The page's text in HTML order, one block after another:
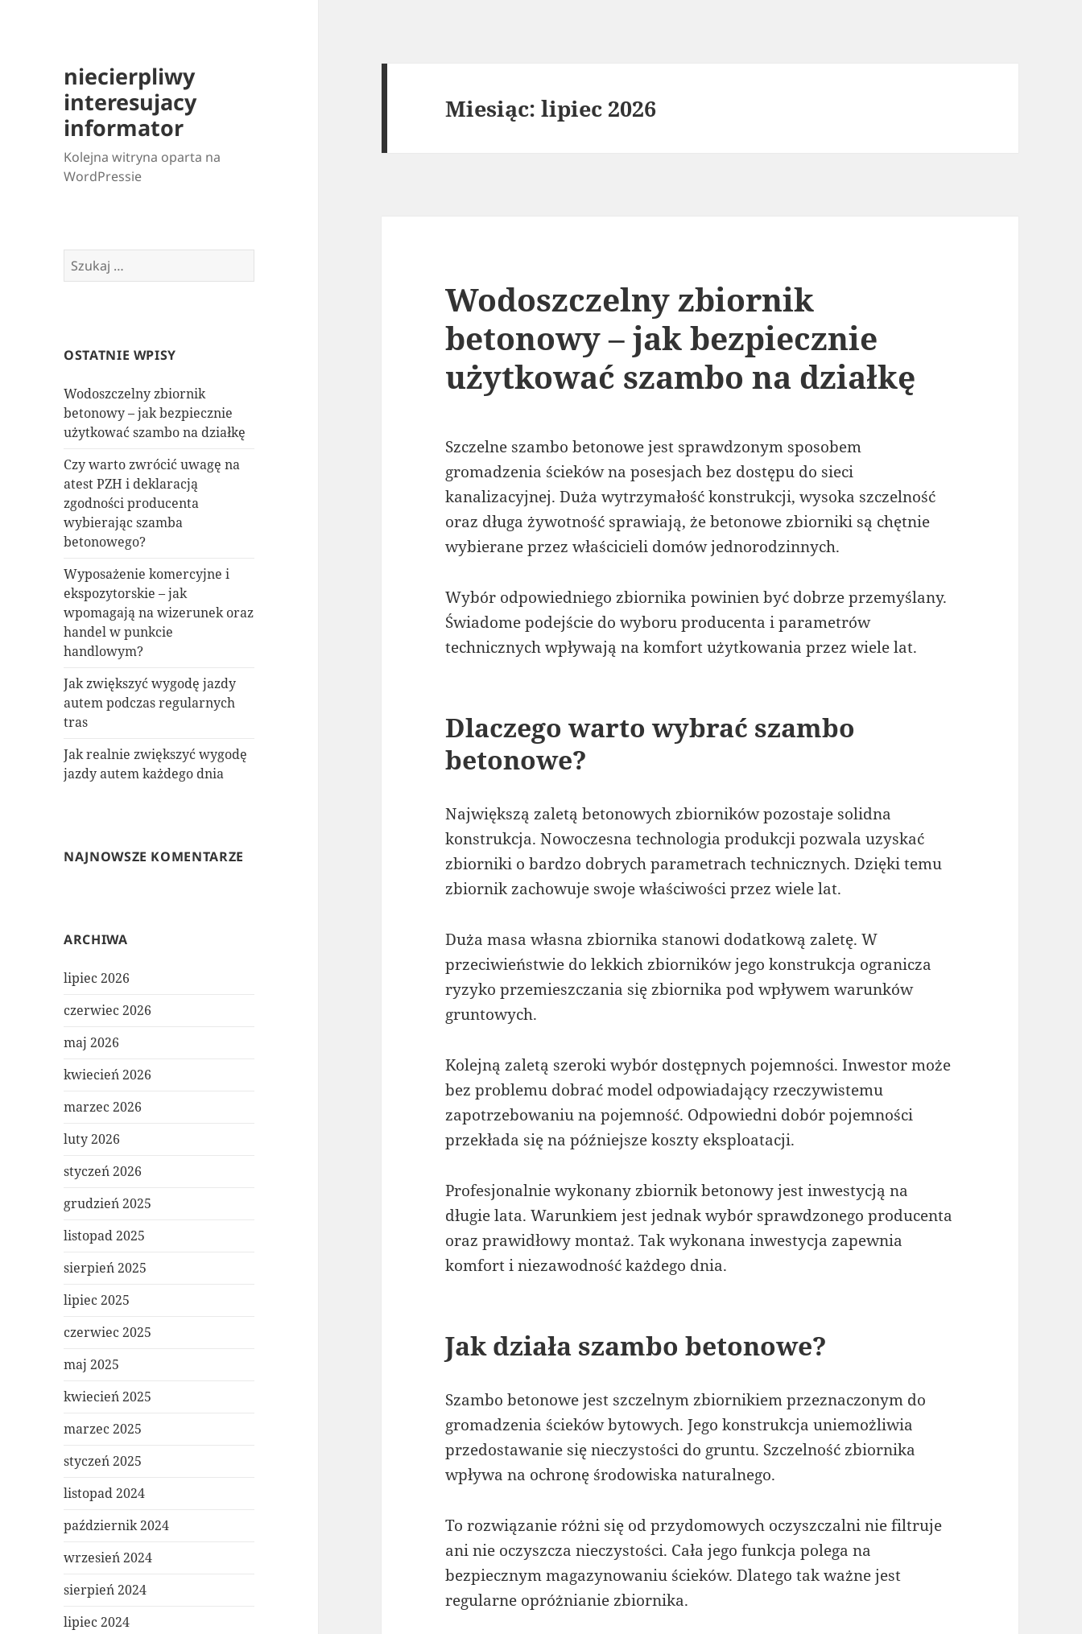
niecierpliwy
interesujacy
informator
Kolejna witryna oparta na
WordPressie
Szukaj:
OSTATNIE WPISY
Wodoszczelny zbiornik
betonowy – jak bezpiecznie
użytkować szambo na działkę
Czy warto zwrócić uwagę na
atest PZH i deklaracją
zgodności producenta
wybierając szamba
betonowego?
Wyposażenie komercyjne i
ekspozytorskie – jak
wpomagają na wizerunek oraz
handel w punkcie
handlowym?
Jak zwiększyć wygodę jazdy
autem podczas regularnych
tras
Jak realnie zwiększyć wygodę
jazdy autem każdego dnia
NAJNOWSZE KOMENTARZE
ARCHIWA
lipiec 2026
czerwiec 2026
maj 2026
kwiecień 2026
marzec 2026
luty 2026
styczeń 2026
grudzień 2025
listopad 2025
sierpień 2025
lipiec 2025
czerwiec 2025
maj 2025
kwiecień 2025
marzec 2025
styczeń 2025
listopad 2024
październik 2024
wrzesień 2024
sierpień 2024
lipiec 2024
Miesiąc:lipiec 2026
Wodoszczelny zbiornik
betonowy – jak bezpiecznie
użytkować szambo na działkę
Szczelne szambo betonowe jest sprawdzonym sposobem
gromadzenia ścieków na posesjach bez dostępu do sieci
kanalizacyjnej. Duża wytrzymałość konstrukcji, wysoka szczelność
oraz długa żywotność sprawiają, że betonowe zbiorniki są chętnie
wybierane przez właścicieli domów jednorodzinnych.
Wybór odpowiedniego zbiornika powinien być dobrze przemyślany.
Świadome podejście do wyboru producenta i parametrów
technicznych wpływają na komfort użytkowania przez wiele lat.
Dlaczego warto wybrać szambo
betonowe?
Największą zaletą betonowych zbiorników pozostaje solidna
konstrukcja. Nowoczesna technologia produkcji pozwala uzyskać
zbiorniki o bardzo dobrych parametrach technicznych. Dzięki temu
zbiornik zachowuje swoje właściwości przez wiele lat.
Duża masa własna zbiornika stanowi dodatkową zaletę. W
przeciwieństwie do lekkich zbiorników jego konstrukcja ogranicza
ryzyko przemieszczania się zbiornika pod wpływem warunków
gruntowych.
Kolejną zaletą szeroki wybór dostępnych pojemności. Inwestor może
bez problemu dobrać model odpowiadający rzeczywistemu
zapotrzebowaniu na pojemność. Odpowiedni dobór pojemności
przekłada się na późniejsze koszty eksploatacji.
Profesjonalnie wykonany zbiornik betonowy jest inwestycją na
długie lata. Warunkiem jest jednak wybór sprawdzonego producenta
oraz prawidłowy montaż. Tak wykonana inwestycja zapewnia
komfort i niezawodność każdego dnia.
Jak działa szambo betonowe?
Szambo betonowe jest szczelnym zbiornikiem przeznaczonym do
gromadzenia ścieków bytowych. Jego konstrukcja uniemożliwia
przedostawanie się nieczystości do gruntu. Szczelność zbiornika
wpływa na ochronę środowiska naturalnego.
To rozwiązanie różni się od przydomowych oczyszczalni nie filtruje
ani nie oczyszcza nieczystości. Cała jego funkcja polega na
bezpiecznym magazynowaniu ścieków. Dlatego tak ważne jest
regularne opróżnianie zbiornika.